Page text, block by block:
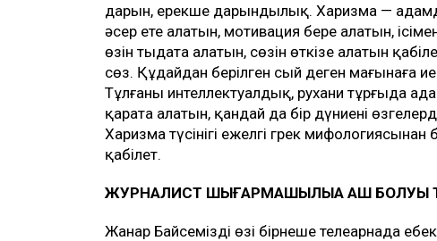
дарын, ерекше дарындылық. Харизма —
әсер ете алатын, мотивация бере алатын,
өзін тыңдата алатын, сөзін өткізе алатын
сөз. Құдайдан берілген сый деген мағынаға
Тұлғаның интеллектуалдық, рухани тұрғыда
қарата алатын, қандай да бір дүниені
Харизма түсінігі ежелгі грек мифологиясынан
қабілет.
ЖУРНАЛИСТ ШЫҒАРМАШЫЛЫҚҚА АШ БОЛУЫ
Жанар Байсеміздің өзі бірнеше телеарнада